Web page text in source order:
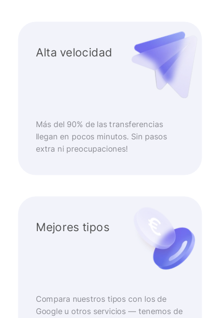
Alta velocidad
Más del 90% de las transferencias
llegan en pocos minutos. Sin pasos
extra ni preocupaciones!
Mejores tipos
Compara nuestros tipos con los de
Google u otros servicios — tenemos de